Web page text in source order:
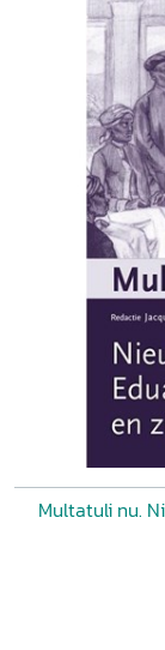
Multatuli nu.